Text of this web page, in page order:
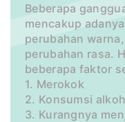
Beberapa
mencakup
perubahan
perubahan rasa.
beberapa faktor
1. Merokok
2. Konsumsi
3. Kurangnya